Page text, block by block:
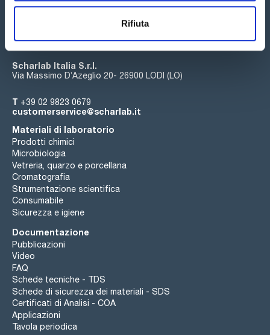
Rifiuta
Iscriviti alla Newsletter
Scharlab Italia S.r.l.
Via Massimo D’Azeglio 20- 26900 LODI (LO)
T +39 02 9823 0679
customerservice@scharlab.it
Materiali di laboratorio
Prodotti chimici
Microbiologia
Vetreria, quarzo e porcellana
Cromatografia
Strumentazione scientifica
Consumabile
Sicurezza e igiene
Documentazione
Pubblicazioni
Video
FAQ
Schede tecniche - TDS
Schede di sicurezza dei materiali - SDS
Certificati di Analisi - COA
Applicazioni
Tavola periodica